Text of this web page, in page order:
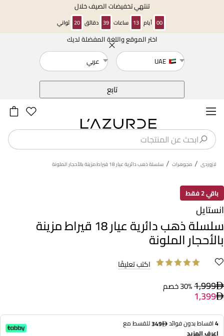
تنتهي تخفيضات الصيف خلال
00 أيام 13 ساعات 39 دقائق 19 ثواني
اختر الموقع واللغة المفضلة لديك
UAE
عربي
تابع
لازوردى / مجوهرات / سلسلة ذهب دائرية عيار 18 قيراط مزينة بالأحجار الملونة
باقي 2 فقط
انستايل
سلسلة ذهب دائرية عيار 18 قيراط مزينة
بالأحجار الملونة
اكتب تعليقًا
1,99930% خصم
1,399
4اقساط بدون فوائد 349للقسط مع
اعرف المزيد